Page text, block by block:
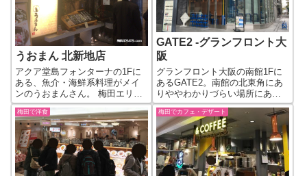
うおまん 北新地店
アクア堂島フォンターナの1Fに
ある、魚介・海鮮系料理がメイ
ンのうおまんさん。 梅田エリア
では、他に、ブリーゼブリーゼ
にうおまん西梅田本店、イーマ
梅田店、酒房うおまんヨドバシ
梅田店があります。 ランチタイ
ムは1000円以内のランチも実施
してる...
GATE2 -グランフロント大
阪
グランフロント大阪の南館1Fに
あるGATE2。南館の北東角にあ
りややわかりづらい場所にあり
ます。北浜にあるチョップドサ
ラダの専門店フィルダースチョ
イスの2号店になります。 チョッ
プドサラダとは、お好きな食材
で作ったサラダを細かく刻み、
お好み...
梅田で洋食 梅田でカフェ・デザート